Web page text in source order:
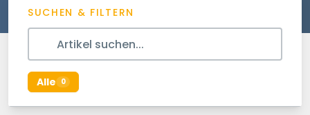
SUCHEN & FILTERN
Alle 0